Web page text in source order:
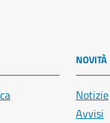
NOVITÀ
Notizie
Avvisi